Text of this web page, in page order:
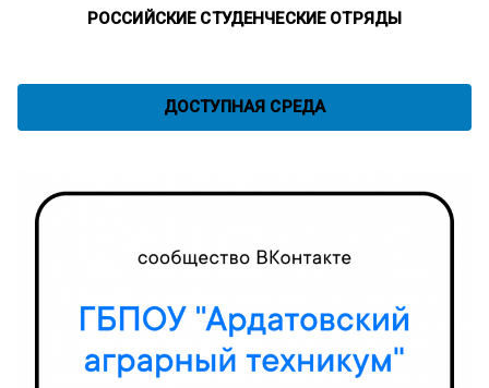
РОССИЙСКИЕ СТУДЕНЧЕСКИЕ ОТРЯДЫ
ДОСТУПНАЯ СРЕДА